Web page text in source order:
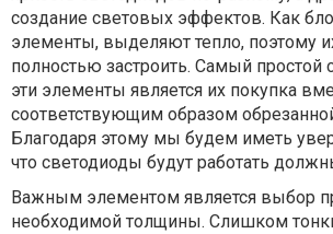
создание световых эффектов. Как
элементы, выделяют тепло, поэтому
полностью застроить. Самый простой
эти элементы является их покупка
соответствующим образом
Благодаря этому мы будем иметь
что светодиоды будут работать
Важным элементом является выбор
необходимой толщины. Слишком